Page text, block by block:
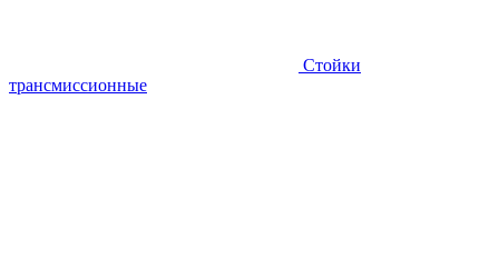
Стойки
трансмиссионные